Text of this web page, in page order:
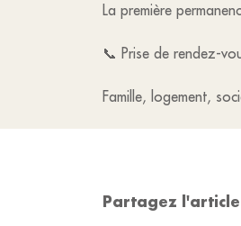
La première
📞 Prise de rendez-
Famille, logement,
Partagez l'article